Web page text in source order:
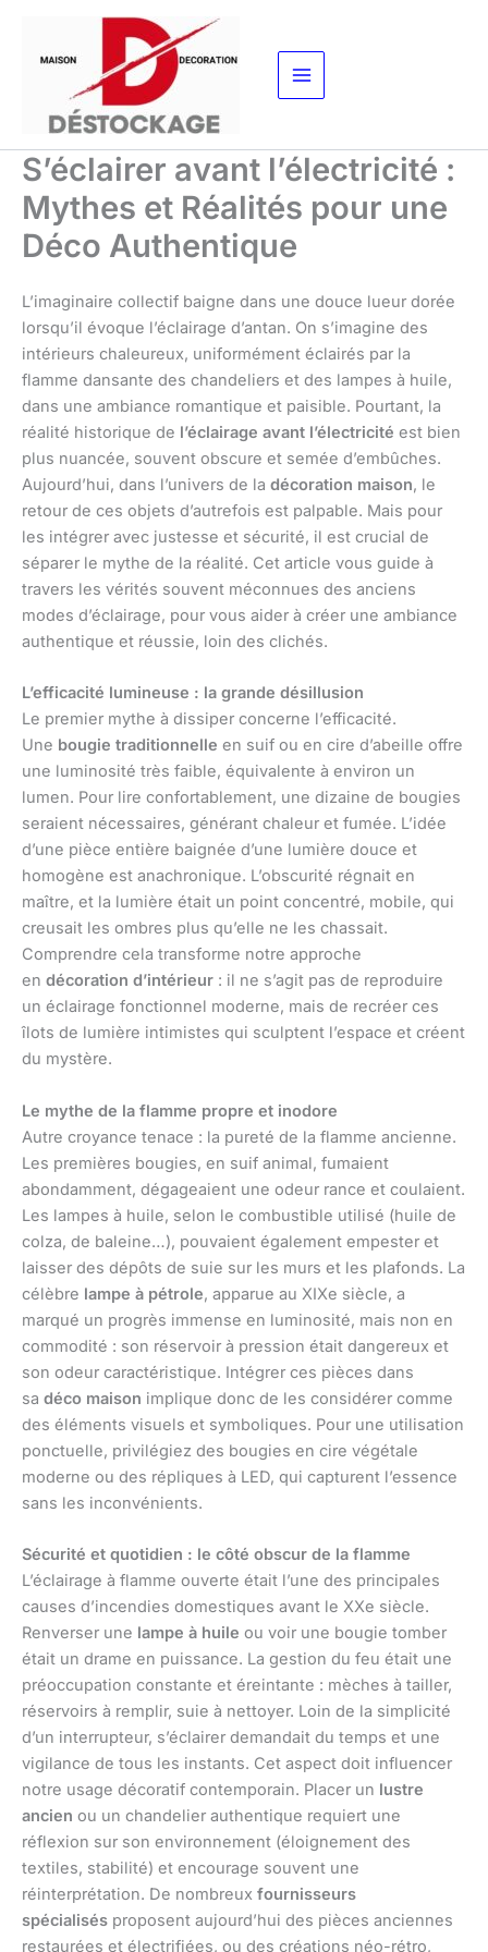
contenu
S’éclairer avant l’électricité :
Mythes et Réalités pour une
Déco Authentique
L’imaginaire collectif baigne dans une douce lueur dorée
lorsqu’il évoque l’éclairage d’antan. On s’imagine des
intérieurs chaleureux, uniformément éclairés par la
flamme dansante des chandeliers et des lampes à huile,
dans une ambiance romantique et paisible. Pourtant, la
réalité historique de l’éclairage avant l’électricité est bien
plus nuancée, souvent obscure et semée d’embûches.
Aujourd’hui, dans l’univers de la décoration maison, le
retour de ces objets d’autrefois est palpable. Mais pour
les intégrer avec justesse et sécurité, il est crucial de
séparer le mythe de la réalité. Cet article vous guide à
travers les vérités souvent méconnues des anciens
modes d’éclairage, pour vous aider à créer une ambiance
authentique et réussie, loin des clichés.
L’efficacité lumineuse : la grande désillusion
Le premier mythe à dissiper concerne l’efficacité.
Une bougie traditionnelle en suif ou en cire d’abeille offre
une luminosité très faible, équivalente à environ un
lumen. Pour lire confortablement, une dizaine de bougies
seraient nécessaires, générant chaleur et fumée. L’idée
d’une pièce entière baignée d’une lumière douce et
homogène est anachronique. L’obscurité régnait en
maître, et la lumière était un point concentré, mobile, qui
creusait les ombres plus qu’elle ne les chassait.
Comprendre cela transforme notre approche
en décoration d’intérieur : il ne s’agit pas de reproduire
un éclairage fonctionnel moderne, mais de recréer ces
îlots de lumière intimistes qui sculptent l’espace et créent
du mystère.
Le mythe de la flamme propre et inodore
Autre croyance tenace : la pureté de la flamme ancienne.
Les premières bougies, en suif animal, fumaient
abondamment, dégageaient une odeur rance et coulaient.
Les lampes à huile, selon le combustible utilisé (huile de
colza, de baleine…), pouvaient également empester et
laisser des dépôts de suie sur les murs et les plafonds. La
célèbre lampe à pétrole, apparue au XIXe siècle, a
marqué un progrès immense en luminosité, mais non en
commodité : son réservoir à pression était dangereux et
son odeur caractéristique. Intégrer ces pièces dans
sa déco maison implique donc de les considérer comme
des éléments visuels et symboliques. Pour une utilisation
ponctuelle, privilégiez des bougies en cire végétale
moderne ou des répliques à LED, qui capturent l’essence
sans les inconvénients.
Sécurité et quotidien : le côté obscur de la flamme
L’éclairage à flamme ouverte était l’une des principales
causes d’incendies domestiques avant le XXe siècle.
Renverser une lampe à huile ou voir une bougie tomber
était un drame en puissance. La gestion du feu était une
préoccupation constante et éreintante : mèches à tailler,
réservoirs à remplir, suie à nettoyer. Loin de la simplicité
d’un interrupteur, s’éclairer demandait du temps et une
vigilance de tous les instants. Cet aspect doit influencer
notre usage décoratif contemporain. Placer un lustre
ancien ou un chandelier authentique requiert une
réflexion sur son environnement (éloignement des
textiles, stabilité) et encourage souvent une
réinterprétation. De nombreux fournisseurs
spécialisés proposent aujourd’hui des pièces anciennes
restaurées et électrifiées, ou des créations néo-rétro,